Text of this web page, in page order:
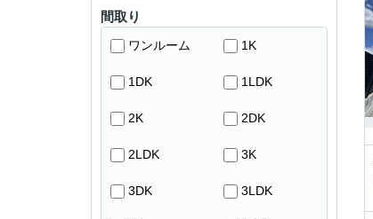
間取り
ワンルーム 1K
1DK 1LDK
2K 2DK
2LDK 3K
3DK 3LDK